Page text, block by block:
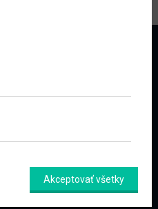
Reklamačný formulár
Odstúpiť od zmluvy tu
Akceptovať všetky